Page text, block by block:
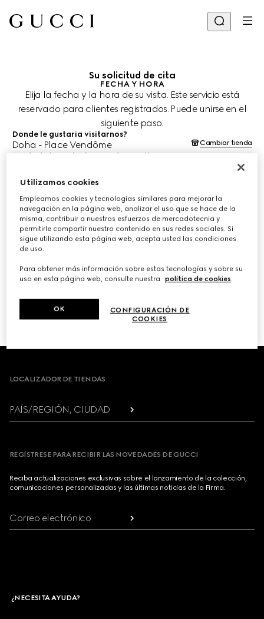
Su solicitud de cita
FECHA Y HORA
Elija la fecha y la hora de su visita. Este servicio está
reservado para clientes registrados. Puede unirse en el
siguiente paso.
Donde le gustaria visitarnos?
Doha - Place Vendôme Cambiar tienda
¿Cuándo le gustaría agendar su cita?
Las fechas y horas se muestran en la hora local de la tienda (AST) y
están sujetas a la confirmación del equipo de asesoría de clientes.
ELIJA EL HORARIO*
/3
Footer
LOCALIZADOR DE TIENDAS
PAÍS/REGIÓN, CIUDAD
REGÍSTRESE PARA RECIBIR LAS NOVEDADES DE GUCCI
Reciba actualizaciones exclusivas sobre el lanzamiento de la colección,
comunicaciones personalizadas y las últimas noticias de la Firma.
Correo electrónico
¿NECESITA AYUDA?
Utilizamos cookies
Empleamos cookies y tecnologías similares para mejorar la
navegación en la página web, analizar el uso que se hace de la
misma, contribuir a nuestros esfuerzos de mercadotecnia y
permitirle compartir nuestro contenido en sus redes sociales. Si
sigue utilizando esta página web, acepta usted las condiciones
de uso.
Para obtener más información sobre estas tecnologías y sobre su
uso en esta página web, consulte nuestra
política de cookies.
CONFIGURACIÓN DE
COOKIES
OK